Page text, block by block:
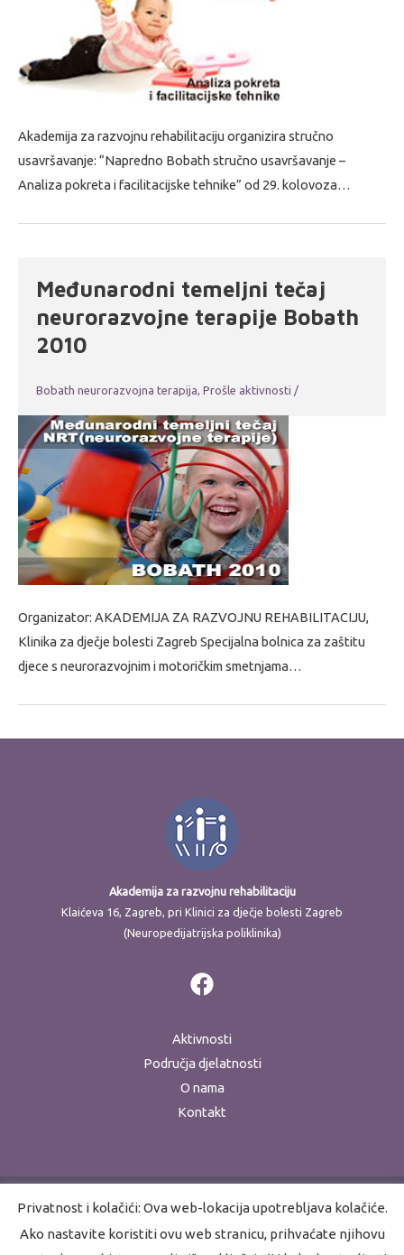
Akademija za razvojnu rehabilitaciju organizira stručno
usavršavanje: “Napredno Bobath stručno usavršavanje –
Analiza pokreta i facilitacijske tehnike” od 29. kolovoza…
Međunarodni temeljni tečaj
neurorazvojne terapije Bobath
2010
Bobath neurorazvojna terapija Prošle aktivnosti /
Organizator: AKADEMIJA ZA RAZVOJNU REHABILITACIJU,
Klinika za dječje bolesti Zagreb Specijalna bolnica za zaštitu
djece s neurorazvojnim i motoričkim smetnjama…
Akademija za razvojnu rehabilitaciju
Klaićeva 16, Zagreb, pri Klinici za dječje bolesti Zagreb
(Neuropedijatrijska poliklinika)
Aktivnosti
Područja djelatnosti
O nama
Kontakt
Copyright © 2026 Akademija za razvojnu rehabilitaciju
Privatnost i kolačići: Ova web-lokacija upotrebljava kolačiće.
Ako nastavite koristiti ovu web stranicu, prihvaćate njihovu